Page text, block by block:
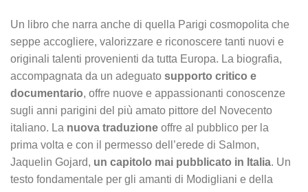
Un libro che narra anche di quella Parigi cosmopolita che
seppe accogliere, valorizzare e riconoscere tanti nuovi e
originali talenti provenienti da tutta Europa. La biografia,
accompagnata da un adeguato supporto critico e
documentario, offre nuove e appassionanti conoscenze
sugli anni parigini del più amato pittore del Novecento
italiano. La nuova traduzione offre al pubblico per la
prima volta e con il permesso dell’erede di Salmon,
Jaquelin Gojard, un capitolo mai pubblicato in Italia. Un
testo fondamentale per gli amanti di Modigliani e della